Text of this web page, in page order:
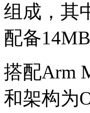
组成，其
配备
搭配Arm
和架构为